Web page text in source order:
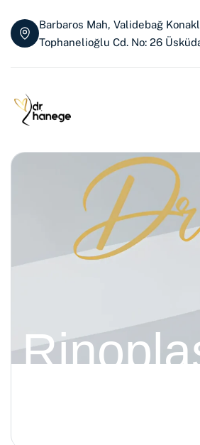
Barbaros Mah, Validebağ
Tophanelioğlu Cd. No: 26